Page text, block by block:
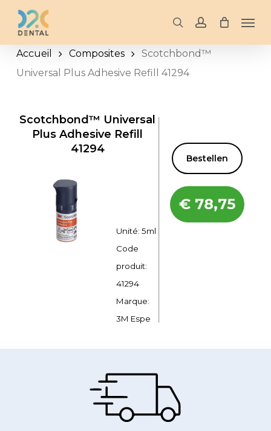
Skip
main
content
searchaccount
Accueil Composites
Scotchbond™
Universal Plus Adhesive Refill 41294
Scotchbond™ Universal
Plus Adhesive Refill
41294
Unité: 5ml
Code
produit:
41294
Marque:
3M Espe
Bestellen
€ 78,75